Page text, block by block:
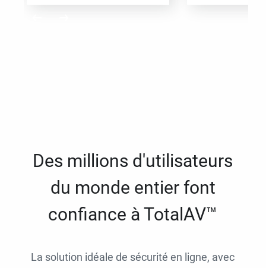
Des millions d'utilisateurs
du monde entier font
confiance à TotalAV™
La solution idéale de sécurité en ligne, avec